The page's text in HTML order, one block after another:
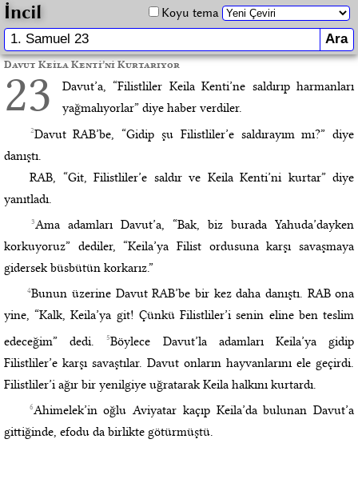
İncil Koyu tema
Davut Keila Kenti’ni Kurtarıyor
23
Davut’a, “Filistliler Keila Kenti’ne saldırıp harmanları
yağmalıyorlar” diye haber verdiler.
2Davut RAB’be, “Gidip şu Filistliler’e saldırayım mı?” diye
danıştı.
RAB, “Git, Filistliler’e saldır ve Keila Kenti’ni kurtar” diye
yanıtladı.
3Ama adamları Davut’a, “Bak, biz burada Yahuda’dayken
korkuyoruz” dediler, “Keila’ya Filist ordusuna karşı savaşmaya
gidersek büsbütün korkarız.”
4Bunun üzerine Davut RAB’be bir kez daha danıştı. RAB ona
yine, “Kalk, Keila’ya git! Çünkü Filistliler’i senin eline ben teslim
edeceğim” dedi.5Böylece Davut’la adamları Keila’ya gidip
Filistliler’e karşı savaştılar. Davut onların hayvanlarını ele geçirdi.
Filistliler’i ağır bir yenilgiye uğratarak Keila halkını kurtardı.
6Ahimelek’in oğlu Aviyatar kaçıp Keila’da bulunan Davut’a
gittiğinde, efodu da birlikte götürmüştü.